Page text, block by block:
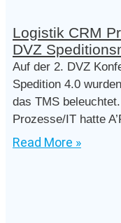
Logistik CRM
DVZ
Auf der 2. DVZ
Spedition 4.0
das TMS
Prozesse/IT hatte
Read More »